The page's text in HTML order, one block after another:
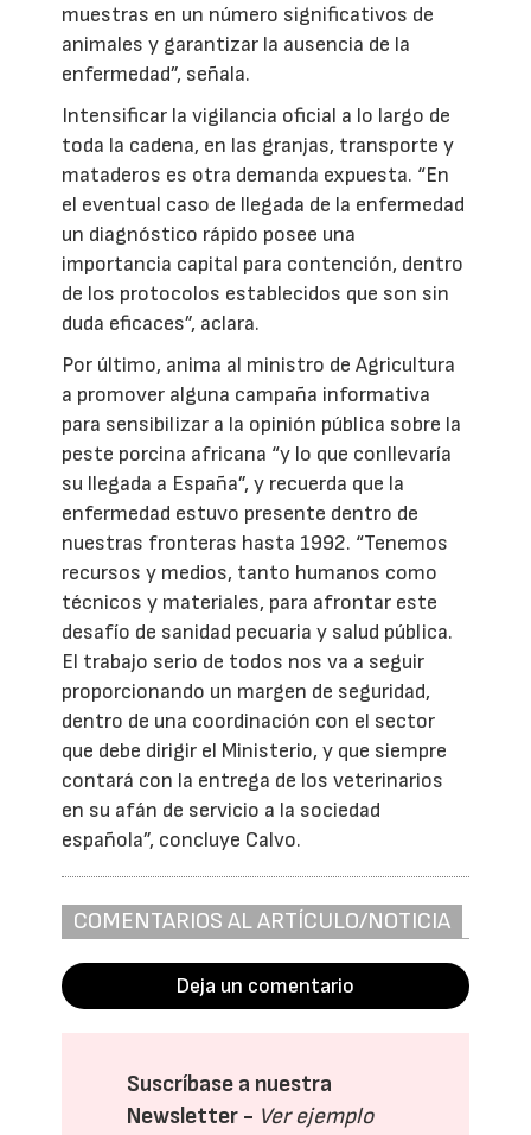
muestras en un número significativos de
animales y garantizar la ausencia de la
enfermedad”, señala.
Intensificar la vigilancia oficial a lo largo de
toda la cadena, en las granjas, transporte y
mataderos es otra demanda expuesta. “En
el eventual caso de llegada de la enfermedad
un diagnóstico rápido posee una
importancia capital para contención, dentro
de los protocolos establecidos que son sin
duda eficaces”, aclara.
Por último, anima al ministro de Agricultura
a promover alguna campaña informativa
para sensibilizar a la opinión pública sobre la
peste porcina africana “y lo que conllevaría
su llegada a España”, y recuerda que la
enfermedad estuvo presente dentro de
nuestras fronteras hasta 1992. “Tenemos
recursos y medios, tanto humanos como
técnicos y materiales, para afrontar este
desafío de sanidad pecuaria y salud pública.
El trabajo serio de todos nos va a seguir
proporcionando un margen de seguridad,
dentro de una coordinación con el sector
que debe dirigir el Ministerio, y que siempre
contará con la entrega de los veterinarios
en su afán de servicio a la sociedad
española”, concluye Calvo.
COMENTARIOS AL ARTÍCULO/NOTICIA
Deja un comentario
Suscríbase a nuestra
Newsletter - Ver ejemplo